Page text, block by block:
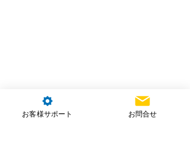
お客様サポート お問合せ